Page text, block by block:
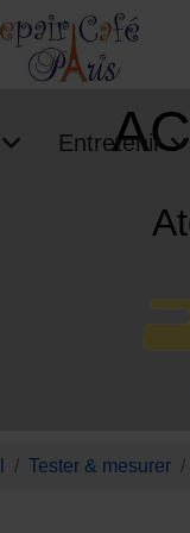
Entretenir
Tester & mesurer